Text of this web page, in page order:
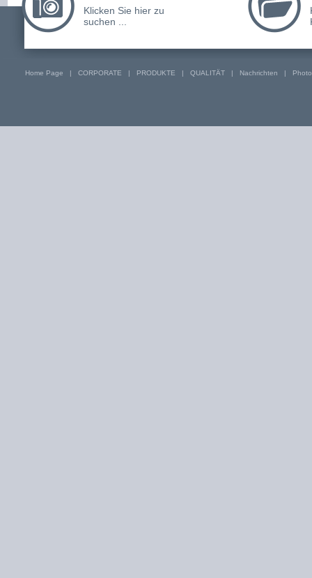
Klicken Sie hier zu
suchen ...
Home Page | CORPORATE | PRODUKTE | QUALITÄT| Nachrichten |